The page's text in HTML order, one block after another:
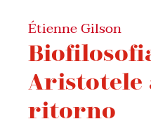
Étienne Gilson
Aristotele
ritorno